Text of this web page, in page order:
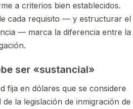
a criterios bien establecidos.
cada requisito — y estructurar el
— marca la diferencia entre la
ser «sustancial»
fija en dólares que se considere
la legislación de inmigración de